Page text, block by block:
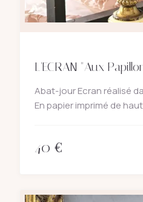
L'ECRAN "Aux
Abat-jour Ecran réalisé
En papier imprimé de
fuschia. Polyphane blan
40 €